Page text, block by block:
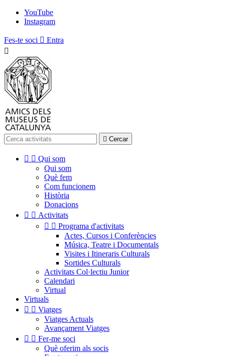
YouTube
Instagram
Fes-te soci  Entra

 Cercar
  Qui som
Qui som
Què fem
Com funcionem
Història
Donacions
  Activitats
  Programa d'activitats
Actes, Cursos i Conferències
Música, Teatre i Documentals
Visites i Itineraris Culturals
Sortides Culturals
Activitats Col·lectiu Junior
Calendari
Virtual
Virtuals
  Viatges
Viatges Actuals
Avançament Viatges
  Fer-me soci
Què oferim als socis